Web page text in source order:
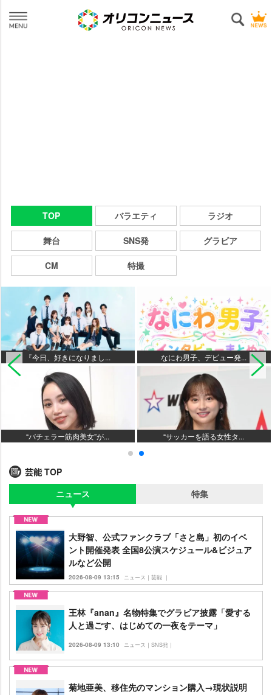
TOP バラエティ ラジオ
舞台 SNS発 グラビア
CM 特撮
『今日、好きになりまし... なにわ男子、デビュー発...
“バチェラー筋肉美女”が... “サッカーを語る女性タ...
芸能 TOP
ニュース
特集
大野智、公式ファンクラブ「さと島」初のイベ
ント開催発表 全国8公演スケジュール&ビジュア
ルなど公開
2026-08-09 13:15 ニュース｜芸能 ｜
王林『anan』名物特集でグラビア披露「愛する
人と過ごす、はじめての一夜をテーマ」
2026-08-09 13:10 ニュース｜SNS発｜
菊地亜美、移住先のマンション購入→現状説明